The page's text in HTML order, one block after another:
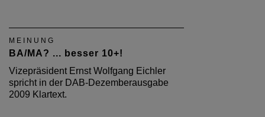
MEINUNG
BA/MA? ... besser 10+!
Vizepräsident Ernst Wolfgang Eichler
spricht in der DAB-Dezemberausgabe
2009 Klartext.